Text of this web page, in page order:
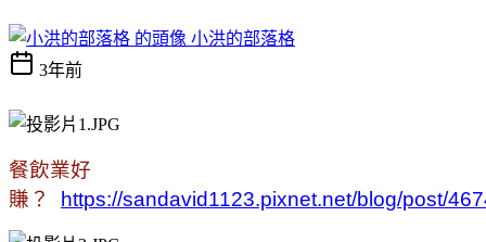
小洪的部落格
3年前
餐飲業好
賺？
https://sandavid1123.pixnet.net/blog/post/